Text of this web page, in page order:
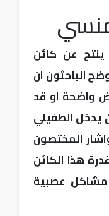
ينتج عن كائن
الباحثون ان
واضحة او قد
يدخل الطفيلي
المختصون
هذا الكائن
مشاكل عصبية